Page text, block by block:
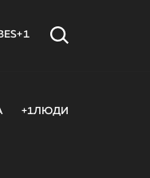
+1ЛЮДИ